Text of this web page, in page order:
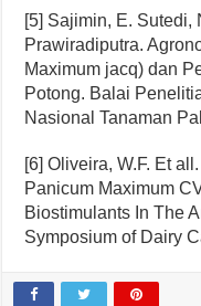
[5] Sajimin, E. Sutedi,
Prawiradiputra.
Maximum jacq) dan
Potong. Balai
Nasional Tanaman
[6] Oliveira, W.F. Et
Panicum Maximum
Biostimulants In The
Symposium of Dairy